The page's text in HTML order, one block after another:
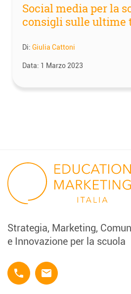
Social media per la
consigli sulle ultime
Di: Giulia Cattoni
Data: 1 Marzo 2023
Strategia, Marketing,
e Innovazione per la scuola
phone email